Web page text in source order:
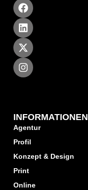
INFORMATIONEN
Agentur
Profil
Konzept & Design
Print
Online